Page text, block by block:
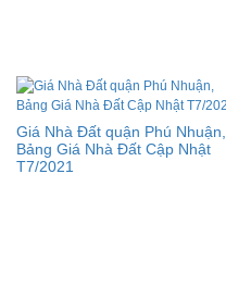
Giá Nhà Đất quận Phú Nhuận,
Bảng Giá Nhà Đất Cập Nhật
T7/2021